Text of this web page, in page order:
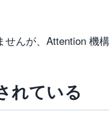
んが、Attention 機
れている